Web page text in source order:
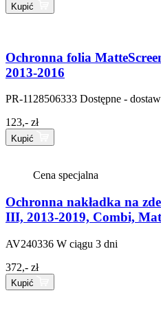
Kupić
Ochronna folia
2013-2016
PR-1128506333 Dostępne -
123,- zł
Kupić
Cena specjalna
Ochronna nakładka na
III, 2013-2019, Combi,
AV240336 W ciągu 3 dni
372,- zł
Kupić